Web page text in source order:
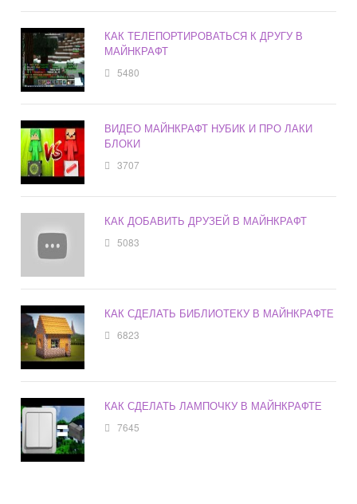
КАК ТЕЛЕПОРТИРОВАТЬСЯ К ДРУГУ В
МАЙНКРАФТ
5480
ВИДЕО МАЙНКРАФТ НУБИК И ПРО ЛАКИ
БЛОКИ
3707
КАК ДОБАВИТЬ ДРУЗЕЙ В МАЙНКРАФТ
5083
КАК СДЕЛАТЬ БИБЛИОТЕКУ В МАЙНКРАФТЕ
6823
КАК СДЕЛАТЬ ЛАМПОЧКУ В МАЙНКРАФТЕ
7645